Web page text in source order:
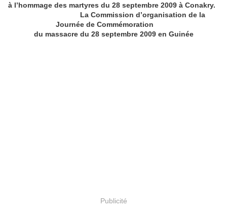
à l’hommage des martyres du 28 septembre 2009 à Conakry.
La Commission d’organisation de la
Journée de Commémoration
du massacre du 28 septembre 2009 en Guinée
Publicité